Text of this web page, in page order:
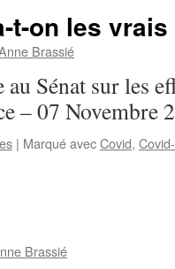
t-on les
Brassié
Sénat sur les
– 07 Novembre
| Marqué avecCovid,
Brassié